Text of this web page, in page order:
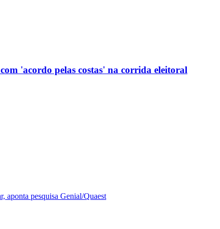
'acordo pelas costas' na corrida eleitoral
aponta pesquisa Genial/Quaest